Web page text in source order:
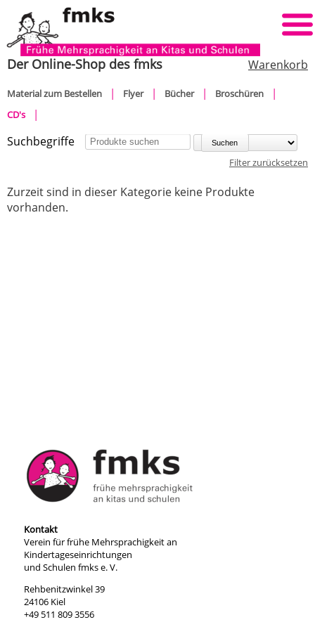
Warenkorb
Der Online-Shop des fmks
Navigation
überspringen
Material zum Bestellen Flyer Bücher
Broschüren
CD's
Sortieren nach:
Suchbegriffe
Filter zurücksetzen
Zurzeit sind in dieser Kategorie keine Produkte
vorhanden.
Kontakt
Verein für frühe Mehrsprachigkeit an
Kindertageseinrichtungen
und Schulen fmks e. V.
Rehbenitzwinkel 39
24106 Kiel
+49 511 809 3556